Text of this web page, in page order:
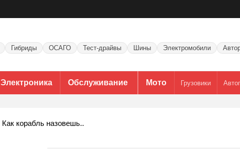
Гибриды ОСАГО Тест-драйвы Шины Электромобили
Электроника Обслуживание Мото Грузовики
Как корабль назовешь..